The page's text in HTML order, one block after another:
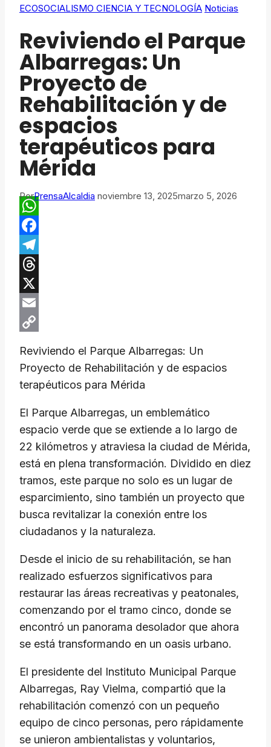
ECOSOCIALISMO CIENCIA Y TECNOLOGÍA Noticias
Reviviendo el Parque
Albarregas: Un
Proyecto de
Rehabilitación y de
espacios
terapéuticos para
Mérida
PorPrensaAlcaldia noviembre 13, 2025marzo 5, 2026
WhatsApp
Facebook
Telegram
Threads
X
Email
Link
Reviviendo el Parque Albarregas: Un
Proyecto de Rehabilitación y de espacios
terapéuticos para Mérida
El Parque Albarregas, un emblemático
espacio verde que se extiende a lo largo de
22 kilómetros y atraviesa la ciudad de Mérida,
está en plena transformación. Dividido en diez
tramos, este parque no solo es un lugar de
esparcimiento, sino también un proyecto que
busca revitalizar la conexión entre los
ciudadanos y la naturaleza.
Desde el inicio de su rehabilitación, se han
realizado esfuerzos significativos para
restaurar las áreas recreativas y peatonales,
comenzando por el tramo cinco, donde se
encontró un panorama desolador que ahora
se está transformando en un oasis urbano.
El presidente del Instituto Municipal Parque
Albarregas, Ray Vielma, compartió que la
rehabilitación comenzó con un pequeño
equipo de cinco personas, pero rápidamente
se unieron ambientalistas y voluntarios,